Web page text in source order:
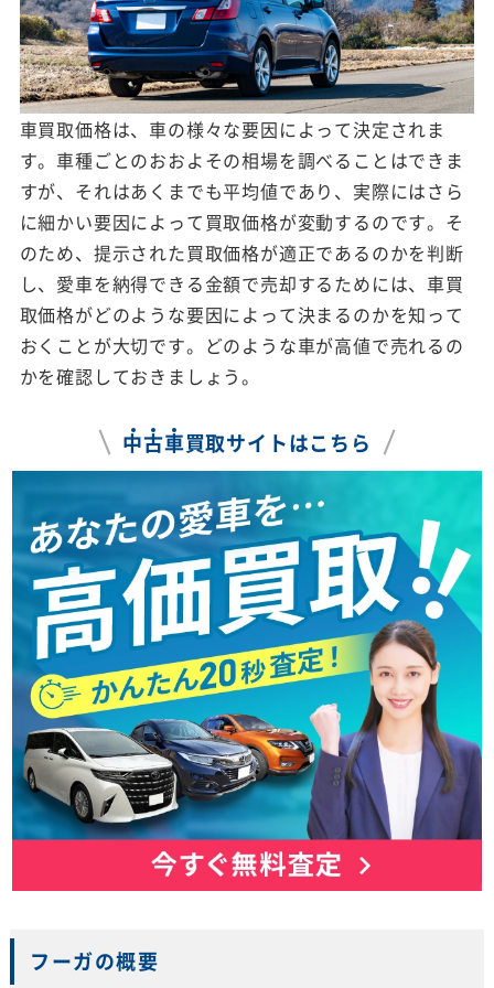
車買取価格は、車の様々な要因によって決定されま
す。車種ごとのおおよその相場を調べることはできま
すが、それはあくまでも平均値であり、実際にはさら
に細かい要因によって買取価格が変動するのです。そ
のため、提示された買取価格が適正であるのかを判断
し、愛車を納得できる金額で売却するためには、車買
取価格がどのような要因によって決まるのかを知って
おくことが大切です。どのような車が高値で売れるの
かを確認しておきましょう。
中古車買取サイトはこちら
フーガの概要